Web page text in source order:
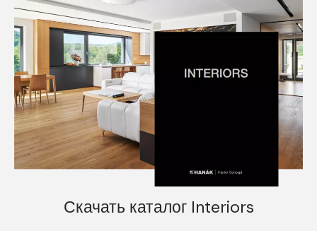
Скачать каталог Interiors